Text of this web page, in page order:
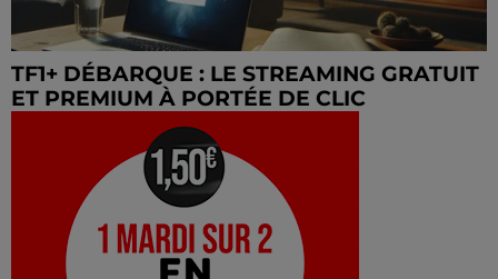
TF1+ DÉBARQUE : LE STREAMING GRATUIT
ET PREMIUM À PORTÉE DE CLIC